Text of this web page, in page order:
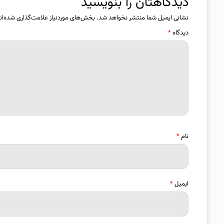
نشانی ایمیل شما منتشر نخواهد شد. بخش‌های موردنیاز علامت‌گذاری
دیدگاه*
نام*
ایمیل*